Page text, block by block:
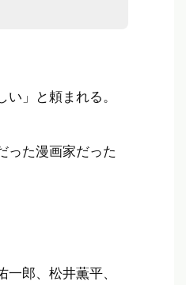
」と頼まれる。
った漫画家だった
郎、松井薫平、